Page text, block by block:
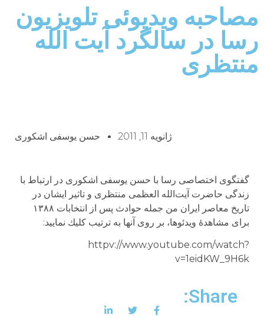
مصاحبه ويديوئى تلويزيون
رسا در سالگرد آيت الله
منتظرى
ژانویه 11, 2011 حسن یوسفی اشکوری
گفتگوی اختصاصی رسا با حسن یوسفی اشکوری در ارتباط با
زندگی‌ حاضرت آیت‌الله العظمی منتظری و تاثیر ایشان در
تاریخ معاصر ایران من جمله حوادث پس از انتخابات ۱۳۸۸
براى مشاهدهٔ ويدئوها، بر روى آنها به ترتيب كليك نماييد:
httpv://www.youtube.com/watch?
v=1eidKW_9H6k
Share: